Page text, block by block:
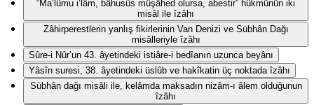
“Ma‘lûmu i‘lâm, bâhusûs müşâhed olursa, abestir” hükmünün iki
misâl ile îzâhı
Zâhirperestlerin yanlış fikirlerinin Van Denizi ve Sübhân Dağı
misâlleriyle îzâhı
Sûre-i Nûr’un 43. âyetindeki istiâre-i bedîanın uzunca beyânı
Yâsîn suresi, 38. âyetindeki üslûb ve hakîkatin üç noktada îzâhı
Sübhân dağı misâli ile, kelâmda maksadın nizâm-ı âlem olduğunun
îzâhı